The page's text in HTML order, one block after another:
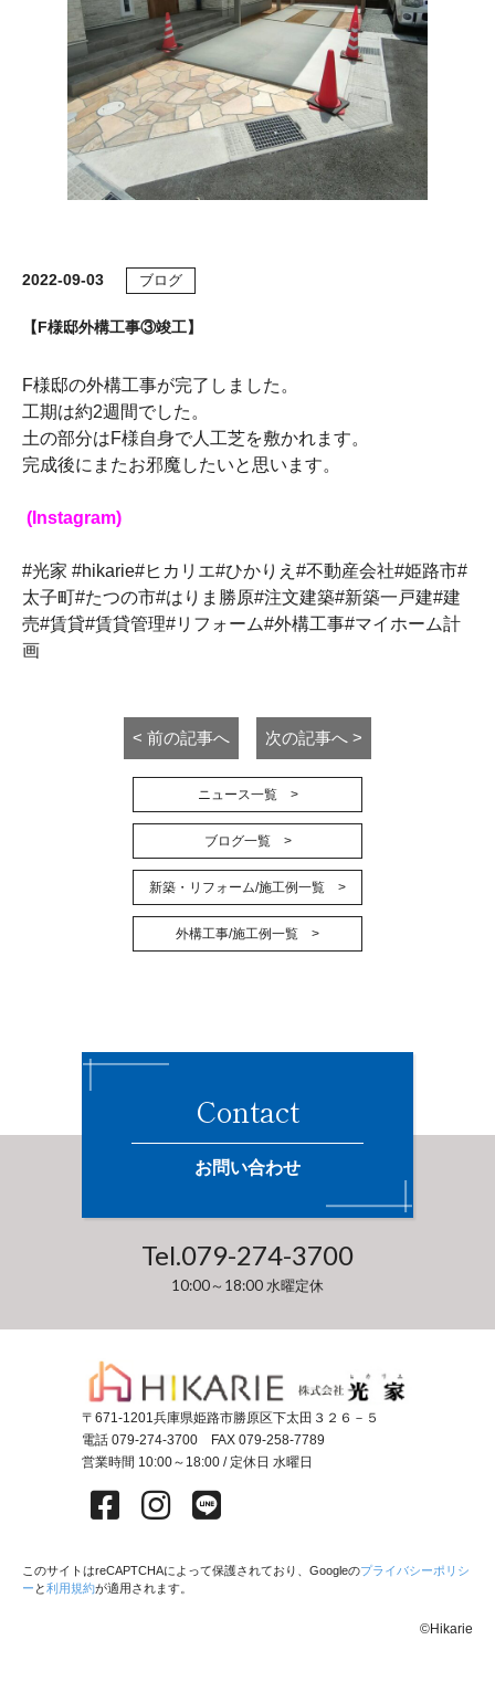
2022-09-03 ブログ
【F様邸外構工事③竣工】
F様邸の外構工事が完了しました。
工期は約2週間でした。
土の部分はF様自身で人工芝を敷かれます。
完成後にまたお邪魔したいと思います。
(Instagram)
#光家 #hikarie#ヒカリエ#ひかりえ#不動産会社#姫路市#
太子町#たつの市#はりま勝原#注文建築#新築一戸建#建
売#賃貸#賃貸管理#リフォーム#外構工事#マイホーム計
画
< 前の記事へ 次の記事へ >
ニュース一覧 >
ブログ一覧 >
新築・リフォーム/施工例一覧 >
外構工事/施工例一覧 >
Contact
お問い合わせ
Tel.079-274-3700
10:00～18:00 水曜定休
〒671-1201兵庫県姫路市勝原区下太田３２６－５
電話 079-274-3700
FAX 079-258-7789
営業時間 10:00～18:00 / 定休日 水曜日
このサイトはreCAPTCHAによって保護されており、Googleのプライバシーポリシ
ー と利用規約が適用されます。
©Hikarie